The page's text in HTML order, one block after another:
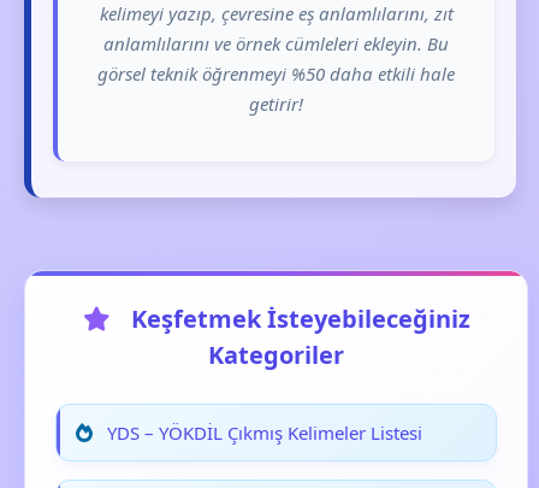
kelimeyi yazıp, çevresine eş anlamlılarını, zıt
anlamlılarını ve örnek cümleleri ekleyin. Bu
görsel teknik öğrenmeyi %50 daha etkili hale
getirir!
Keşfetmek İsteyebileceğiniz
Kategoriler
YDS – YÖKDİL Çıkmış Kelimeler Listesi